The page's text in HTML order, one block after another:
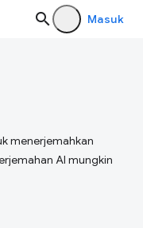
Masuk
menerjemahkan
AI mungkin